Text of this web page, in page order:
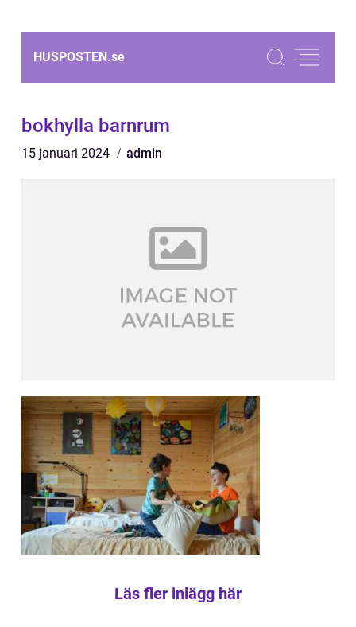
HUSPOSTEN.se
bokhylla barnrum
15 januari 2024 admin
Läs fler inlägg här